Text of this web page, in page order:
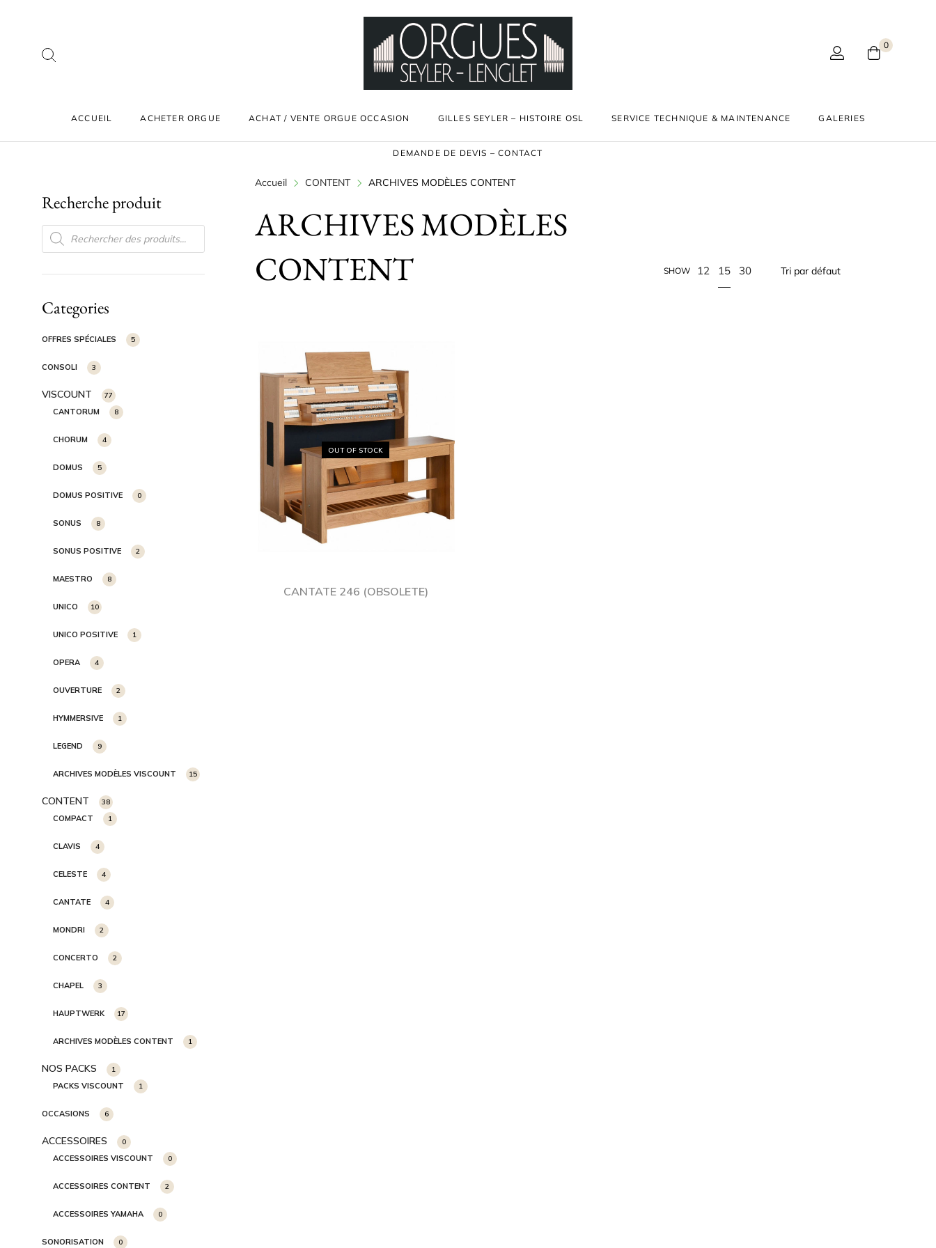
0
ACCUEIL ACHETER ORGUE ACHAT / VENTE ORGUE OCCASION GILLES SEYLER – HISTOIRE OSL SERVICE TECHNIQUE & MAINTENANCE GALERIES
DEMANDE DE DEVIS – CONTACT
Recherche produit
RECHERCHE DE PRODUITS
Categories
OFFRES SPÉCIALES 5
CONSOLI 3
VISCOUNT 77
CANTORUM 8
CHORUM 4
DOMUS 5
DOMUS POSITIVE 0
SONUS 8
SONUS POSITIVE 2
MAESTRO 8
UNICO 10
UNICO POSITIVE 1
OPERA 4
OUVERTURE 2
HYMMERSIVE 1
LEGEND 9
ARCHIVES MODÈLES VISCOUNT 15
CONTENT 38
COMPACT 1
CLAVIS 4
CELESTE 4
CANTATE 4
MONDRI 2
CONCERTO 2
CHAPEL 3
HAUPTWERK 17
ARCHIVES MODÈLES CONTENT 1
NOS PACKS 1
PACKS VISCOUNT 1
OCCASIONS 6
ACCESSOIRES 0
ACCESSOIRES VISCOUNT 0
ACCESSOIRES CONTENT 2
ACCESSOIRES YAMAHA 0
SONORISATION 0
Accueil CONTENT ARCHIVES MODÈLES CONTENT
ARCHIVES MODÈLES
CONTENT
SHOW 12 15 30
OUT OF STOCK
CANTATE 246 (OBSOLETE)